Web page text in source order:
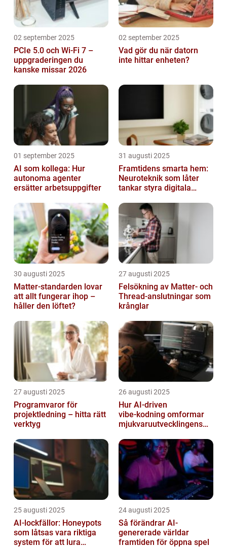
02 september 2025
PCIe 5.0 och Wi-Fi 7 –
uppgraderingen du
kanske missar 2026
02 september 2025
Vad gör du när datorn
inte hittar enheten?
01 september 2025
AI som kollega: Hur
autonoma agenter
ersätter arbetsuppgifter
31 augusti 2025
Framtidens smarta hem:
Neuroteknik som låter
tankar styra digitala
30 augusti 2025
Matter-standarden lovar
att allt fungerar ihop –
håller den löftet?
27 augusti 2025
Felsökning av Matter‑ och
Thread‑anslutningar som
krånglar
27 augusti 2025
Programvaror för
projektledning – hitta rätt
verktyg
26 augusti 2025
Hur AI‑driven
vibe‑kodning omformar
mjukvaruutvecklingens
25 augusti 2025
AI-lockfällor: Honeypots
som låtsas vara riktiga
system för att lura
24 augusti 2025
Så förändrar AI-
genererade världar
framtiden för öppna spel